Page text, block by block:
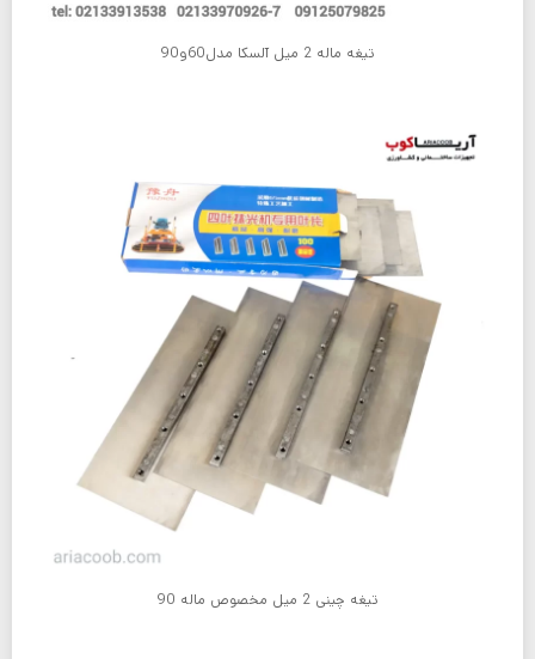
تیغه ماله 2 میل آلسکا مدل60و90
تیغه چینی 2 میل مخصوص ماله 90